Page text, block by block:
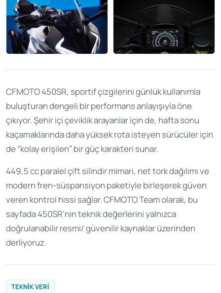
CFMOTO 450SR, sportif çizgilerini günlük kullanımla
buluşturan dengeli bir performans anlayışıyla öne
çıkıyor. Şehir içi çeviklik arayanlar için de, hafta sonu
kaçamaklarında daha yüksek rota isteyen sürücüler için
de “kolay erişilen” bir güç karakteri sunar.
449,5 cc paralel çift silindir mimari, net tork dağılımı ve
modern fren-süspansiyon paketiyle birleşerek güven
veren kontrol hissi sağlar. CFMOTO Team olarak, bu
sayfada 450SR’nin teknik değerlerini yalnızca
doğrulanabilir resmi/ güvenilir kaynaklar üzerinden
derliyoruz.
TEKNIK VERI